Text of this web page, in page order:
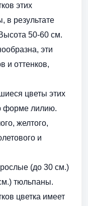
этих
в результате
50-60 см.
эти
и оттенков,
цветы этих
форме лилию.
желтого,
и
(до 30 см.)
тюльпаны.
цветка имеет